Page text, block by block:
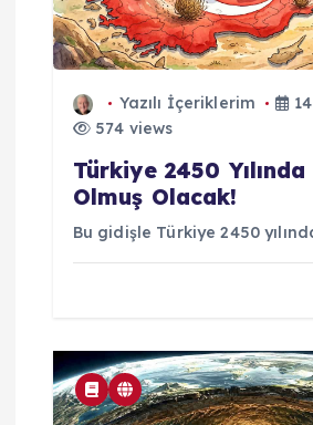
Yazılı İçeriklerim
574 views
Türkiye 2450 Yılında
Olmuş Olacak!
Bu gidişle Türkiye 2450